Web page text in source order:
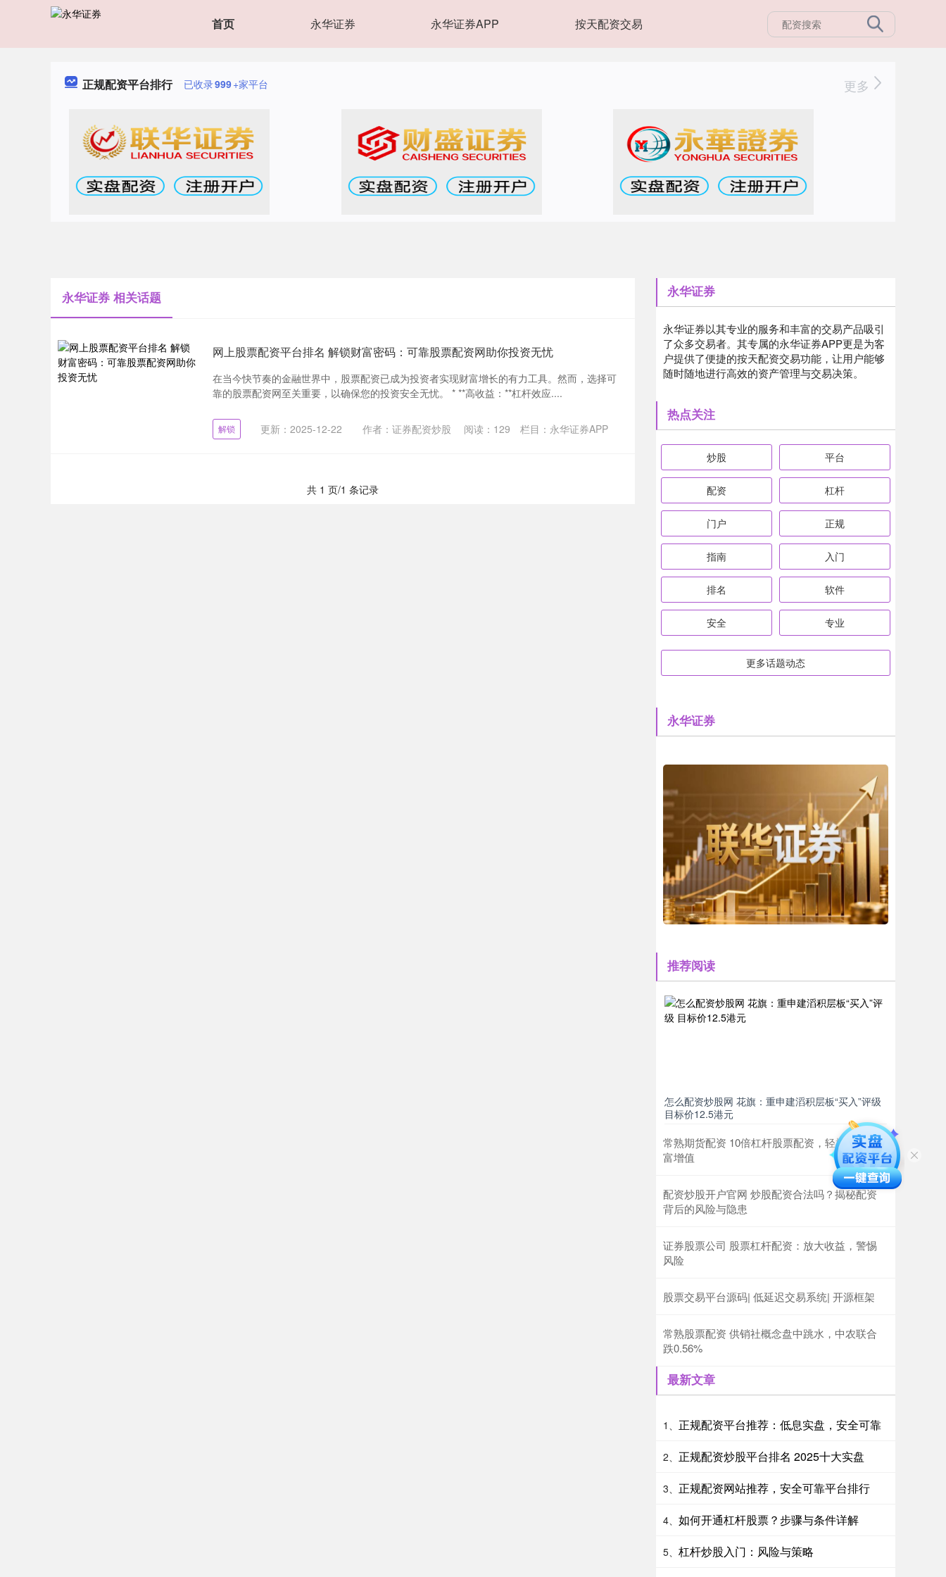
首页 永华证券 永华证券APP 按天配资交易
正规配资平台排行 已收录999+家平台 更多
永华证券 相关话题
网上股票配资平台排名 解锁财富密码：可靠股票配资网助你投资无忧
在当今快节奏的金融世界中，股票配资已成为投资者实现财富增长的有力工具。然而，选择可
靠的股票配资网至关重要，以确保您的投资安全无忧。 * **高收益：**杠杆效应....
解锁 更新：2025-12-22 作者：证券配资炒股 阅读： 129 栏目： 永华证券APP
共 1 页/1 条记录
永华证券
永华证券以其专业的服务和丰富的交易产品吸引
了众多交易者。其专属的永华证券APP更是为客
户提供了便捷的按天配资交易功能，让用户能够
随时随地进行高效的资产管理与交易决策。
热点关注
炒股 平台
配资 杠杆
门户 正规
指南 入门
排名 软件
安全 专业
更多话题动态
永华证券
推荐阅读
怎么配资炒股网 花旗：重申建滔积层板“买入”评级
目标价12.5港元
常熟期货配资 10倍杠杆股票配资，轻松实现财
富增值
配资炒股开户官网 炒股配资合法吗？揭秘配资
背后的风险与隐患
证券股票公司 股票杠杆配资：放大收益，警惕
风险
股票交易平台源码| 低延迟交易系统| 开源框架
常熟股票配资 供销社概念盘中跳水，中农联合
跌0.56%
最新文章
1、 正规配资平台推荐：低息实盘，安全可靠
2、 正规配资炒股平台排名 2025十大实盘
3、 正规配资网站推荐，安全可靠平台排行
4、 如何开通杠杆股票？步骤与条件详解
5、 杠杆炒股入门：风险与策略